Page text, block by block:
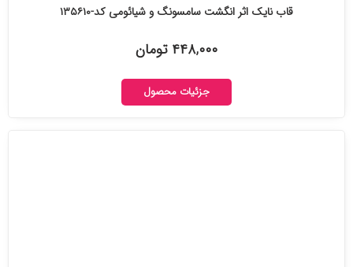
قاب نایک اثر انگشت سامسونگ و شیائومی کد-۱۳۵۶۱۰
۴۴۸,۰۰۰ تومان
جزئیات محصول